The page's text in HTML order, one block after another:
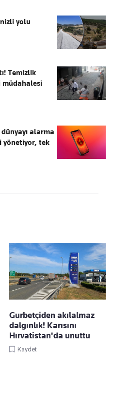
yolu
Temizlik
müdahalesi
dünyayı alarma
yönetiyor, tek
Gurbetçiden akılalmaz
dalgınlık! Karısını
Hırvatistan'da unuttu
Kaydet